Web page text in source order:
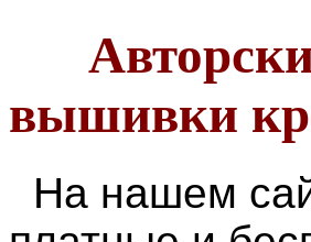
вышивки
На нашем